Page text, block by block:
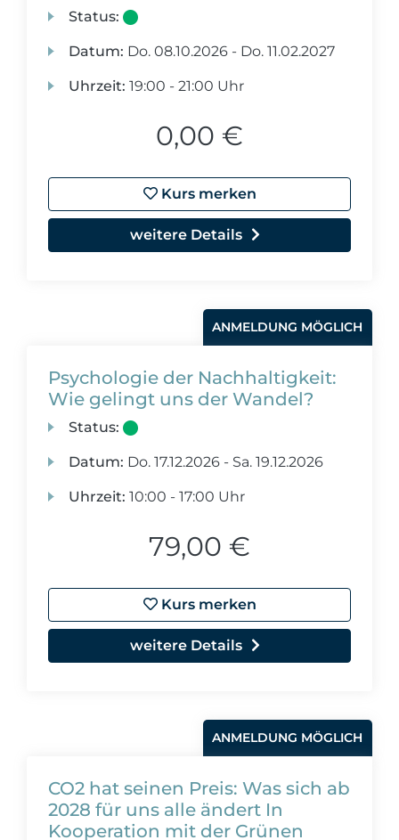
Status:
Datum: Do. 08.10.2026 - Do. 11.02.2027
Uhrzeit: 19:00 - 21:00 Uhr
0,00 €
Kurs merken
weitere Details
ANMELDUNG MÖGLICH
Psychologie der Nachhaltigkeit:
Wie gelingt uns der Wandel?
Status:
Datum: Do. 17.12.2026 - Sa. 19.12.2026
Uhrzeit: 10:00 - 17:00 Uhr
79,00 €
Kurs merken
weitere Details
ANMELDUNG MÖGLICH
CO2 hat seinen Preis: Was sich ab
2028 für uns alle ändert In
Kooperation mit der Grünen